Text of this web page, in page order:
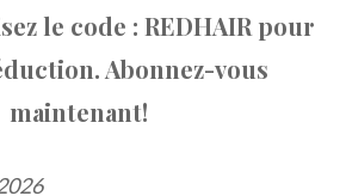
le code : REDHAIR pour
Abonnez-vous
maintenant!